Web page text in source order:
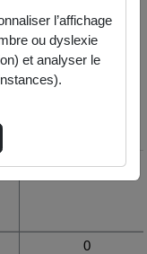
de la vidéo
exercice 1,
Vue du mois
0
l’affichage
ou dyslexie
et analyser le